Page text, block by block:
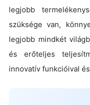
legjobb
szüksége van,
legjobb mindkét
és erőteljes
innovatív funkcióival